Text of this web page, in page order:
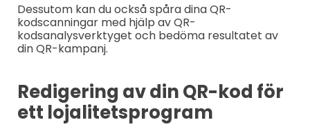
Dessutom kan du också spåra dina QR-
kodscanningar med hjälp av QR-
kodsanalysverktyget och bedöma resultatet av
din QR-kampanj.
Redigering av din QR-kod för
ett lojalitetsprogram